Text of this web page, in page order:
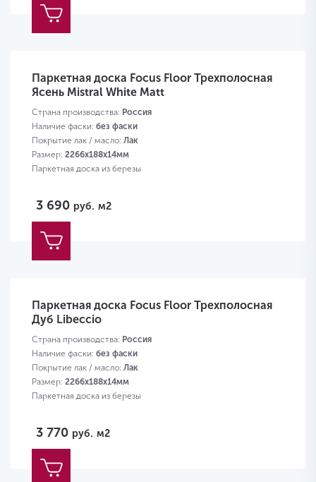
Паркетная доска Focus Floor Трехполосная
Ясень Mistral White Matt
Страна производства: Россия
Наличие фаски: без фаски
Покрытие лак / масло: Лак
Размер: 2266х188х14мм
Паркетная доска из березы
3 690 руб. м2
Паркетная доска Focus Floor Трехполосная
Дуб Libeccio
Страна производства: Россия
Наличие фаски: без фаски
Покрытие лак / масло: Лак
Размер: 2266х188х14мм
Паркетная доска из березы
3 770 руб. м2